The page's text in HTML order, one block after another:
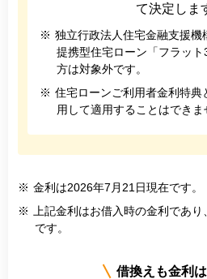
て決定しま
※ 独立行政法人住宅金融支援機
提携型住宅ローン「フラッ
方は対象外です。
※ 住宅ローンご利用者金利特典
用して適用することはできま
※ 金利は2026年7月21日現在です。
※
上記金利はお借入時の金利であ
です。
借換えも金利は